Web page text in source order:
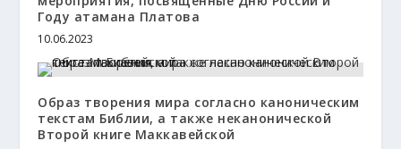
Году атамана Платова
10.06.2023
Образ творения мира согласно каноническим
текстам Библии, а также неканонической
Второй книге Маккавейской